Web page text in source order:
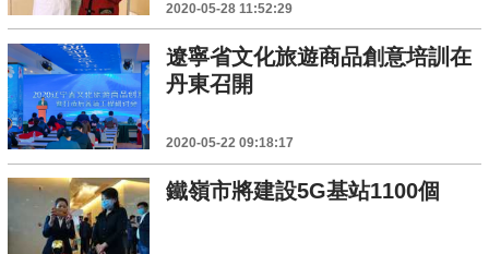
2020-05-28 11:52:29
遼寧省文化旅遊商品創意培訓在
丹東召開
2020-05-22 09:18:17
鐵嶺市將建設5G基站1100個